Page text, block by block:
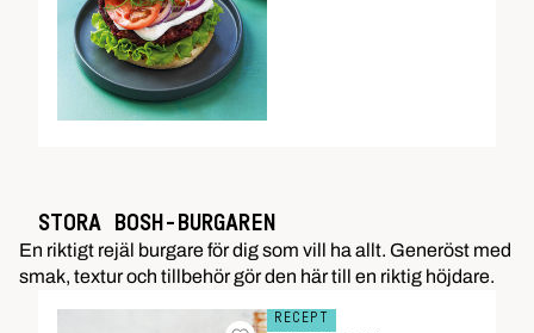
STORA BOSH-BURGAREN
En riktigt rejäl burgare för dig som vill ha allt. Generöst med
smak, textur och tillbehör gör den här till en riktig höjdare.
RECEPT